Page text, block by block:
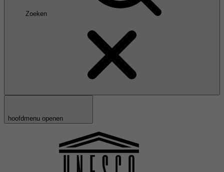
Zoeken
hoofdmenu openen